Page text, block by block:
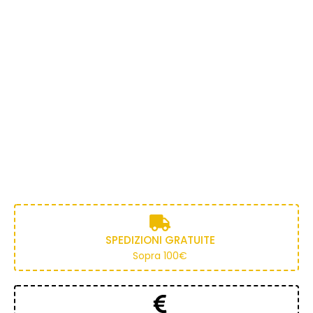
TROV
BOMBON
ROSE IN
SPEDIZIONI GRATUITE
Sopra 100€